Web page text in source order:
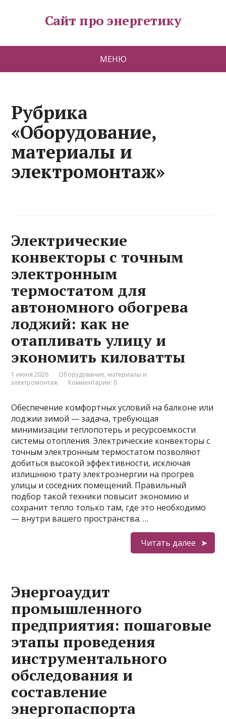
Сайт про энергетику
МЕНЮ
Рубрика
«Оборудование,
материалы и
электромонтаж»
Электрические
конвекторы с точным
электронным
термостатом для
автономного обогрева
лоджий: как не
отапливать улицу и
экономить киловатты
1 июня 2026
Оборудование, материалы и
электромонтаж
Комментарии: 0
Обеспечение комфортных условий на балконе или
лоджии зимой — задача, требующая
минимизации теплопотерь и ресурсоемкости
системы отопления. Электрические конвекторы с
точным электронным термостатом позволяют
добиться высокой эффективности, исключая
излишнюю трату электроэнергии на прогрев
улицы и соседних помещений. Правильный
подбор такой техники повысит экономию и
сохранит тепло только там, где это необходимо
— внутри вашего пространства. …
Читать далее
Энергоаудит
промышленного
предприятия: пошаговые
этапы проведения
инструментального
обследования и
составление
энергопаспорта